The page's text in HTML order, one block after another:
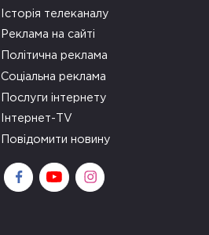
Історія телеканалу
Реклама на сайті
Політична реклама
Соціальна реклама
Послуги інтернету
Інтернет-TV
Повідомити новину